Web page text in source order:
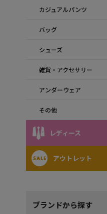
カジュアルパンツ
バッグ
シューズ
雑貨・アクセサリー
アンダーウェア
その他
レディース
アウトレット
ブランドから探す